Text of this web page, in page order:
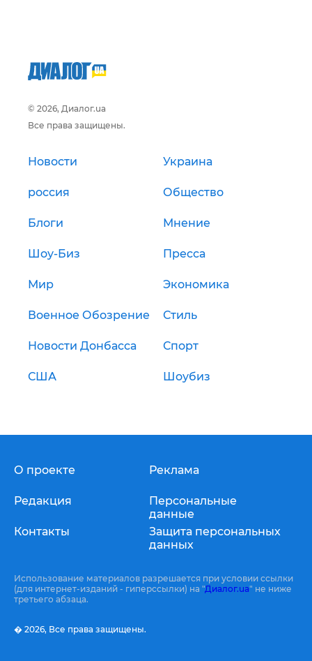
© 2026, Диалог.ua
Все права защищены.
Новости Украина
россия Общество
Блоги Мнение
Шоу-Биз Пресса
Мир Экономика
Военное Обозрение Стиль
Новости Донбасса Спорт
США Шоубиз
О проекте
Редакция
Контакты
Реклама
Персональные
данные
Защита персональных
данных
Использование материалов разрешается при условии ссылки
(для интернет-изданий - гиперссылки) на "Диалог.ua" не ниже
третьего абзаца.
� 2026, Все права защищены.